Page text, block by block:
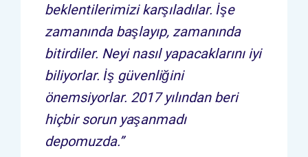
beklentilerimizi karşıladılar. İşe
zamanında başlayıp, zamanında
bitirdiler. Neyi nasıl yapacaklarını iyi
biliyorlar. İş güvenliğini
önemsiyorlar. 2017 yılından beri
hiçbir sorun yaşanmadı
depomuzda.”